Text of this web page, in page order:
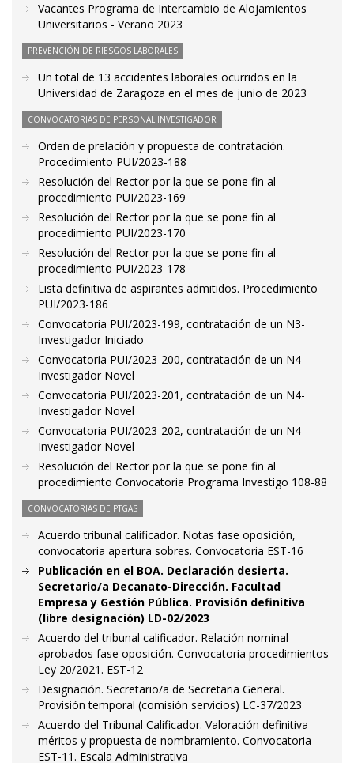
Vacantes Programa de Intercambio de Alojamientos
Universitarios - Verano 2023
PREVENCIÓN DE RIESGOS LABORALES
Un total de 13 accidentes laborales ocurridos en la
Universidad de Zaragoza en el mes de junio de 2023
CONVOCATORIAS DE PERSONAL INVESTIGADOR
Orden de prelación y propuesta de contratación.
Procedimiento PUI/2023-188
Resolución del Rector por la que se pone fin al
procedimiento PUI/2023-169
Resolución del Rector por la que se pone fin al
procedimiento PUI/2023-170
Resolución del Rector por la que se pone fin al
procedimiento PUI/2023-178
Lista definitiva de aspirantes admitidos. Procedimiento
PUI/2023-186
Convocatoria PUI/2023-199, contratación de un N3-
Investigador Iniciado
Convocatoria PUI/2023-200, contratación de un N4-
Investigador Novel
Convocatoria PUI/2023-201, contratación de un N4-
Investigador Novel
Convocatoria PUI/2023-202, contratación de un N4-
Investigador Novel
Resolución del Rector por la que se pone fin al
procedimiento Convocatoria Programa Investigo 108-88
CONVOCATORIAS DE PTGAS
Acuerdo tribunal calificador. Notas fase oposición,
convocatoria apertura sobres. Convocatoria EST-16
Publicación en el BOA. Declaración desierta.
Secretario/a Decanato-Dirección. Facultad
Empresa y Gestión Pública. Provisión definitiva
(libre designación) LD-02/2023
Acuerdo del tribunal calificador. Relación nominal
aprobados fase oposición. Convocatoria procedimientos
Ley 20/2021. EST-12
Designación. Secretario/a de Secretaria General.
Provisión temporal (comisión servicios) LC-37/2023
Acuerdo del Tribunal Calificador. Valoración definitiva
méritos y propuesta de nombramiento. Convocatoria
EST-11. Escala Administrativa